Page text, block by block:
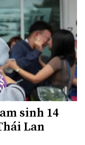
sinh 14
Lan